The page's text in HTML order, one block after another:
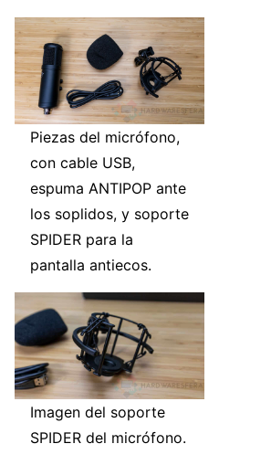
Piezas del micrófono,
con cable USB,
espuma ANTIPOP ante
los soplidos, y soporte
SPIDER para la
pantalla antiecos.
Imagen del soporte
SPIDER del micrófono.